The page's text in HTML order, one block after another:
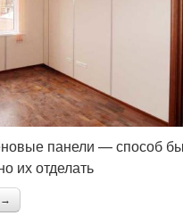
панели — способ
их отделать
→